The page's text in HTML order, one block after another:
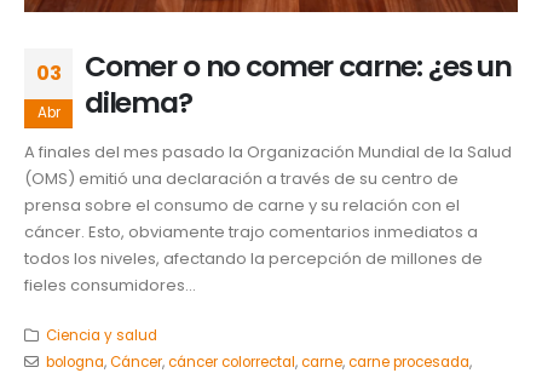
03
Abr
Comer o no comer carne: ¿es un
dilema?
A finales del mes pasado la Organización Mundial de la Salud
(OMS) emitió una declaración a través de su centro de
prensa sobre el consumo de carne y su relación con el
cáncer. Esto, obviamente trajo comentarios inmediatos a
todos los niveles, afectando la percepción de millones de
fieles consumidores...
Ciencia y salud
bologna,Cáncer,cáncer colorrectal,carne,carne procesada,